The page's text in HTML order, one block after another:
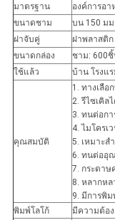
มาตรฐาน
องค์การอา
ขนาดชาม
บน 150 มม
ฝาจับคู่
ฝาพลาสติก
ขนาดกล่อง
ชาม: 600
ใช้แล้ว
บ้าน โรงแ
คุณสมบัติ
1. ทางเลื
2. รีไซเคิล
3. ทนต่อก
4. ไมโครเ
5. เหมาะส
6. ทนต่ออุ
7. กระดาษ
8. หลากห
9. มีการพิ
พิมพ์โลโก้
มีความต้อ